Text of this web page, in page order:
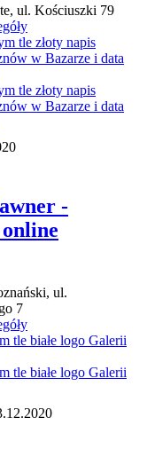
ul. Kościuszki 79
-
ul.
7